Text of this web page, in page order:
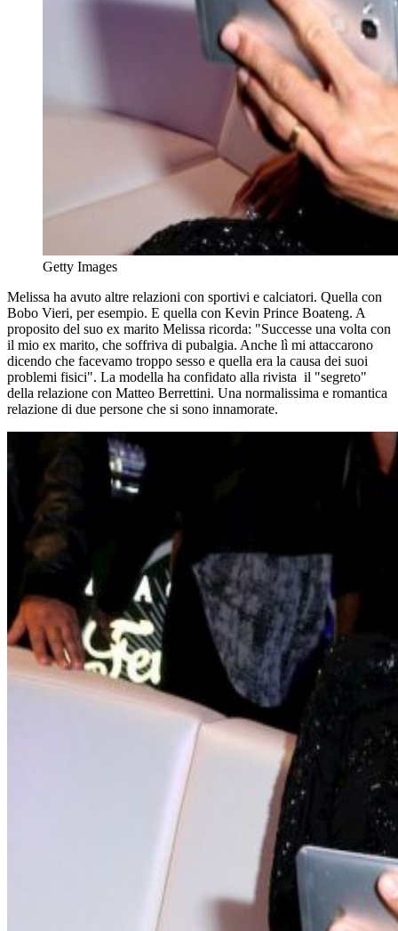
Getty Images
Melissa ha avuto altre relazioni con sportivi e calciatori. Quella con
Bobo Vieri, per esempio. E quella con Kevin Prince Boateng. A
proposito del suo ex marito Melissa ricorda: "Successe una volta con
il mio ex marito, che soffriva di pubalgia. Anche lì mi attaccarono
dicendo che facevamo troppo sesso e quella era la causa dei suoi
problemi fisici". La modella ha confidato alla rivista il "segreto"
della relazione con Matteo Berrettini. Una normalissima e romantica
relazione di due persone che si sono innamorate.